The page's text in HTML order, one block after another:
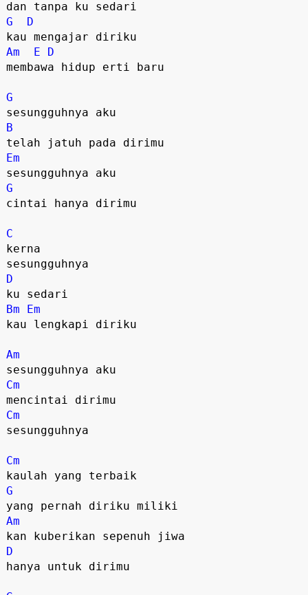
G
D
Am
E
D
membawa hidup erti baru
G
B
Em
G
cintai hanya dirimu
C
kerna
D
Bm
Em
kau lengkapi diriku
Am
Cm
Cm
sesungguhnya
Cm
kaulah yang terbaik
G
Am
D
hanya untuk dirimu